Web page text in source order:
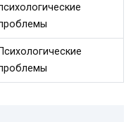
Психологические